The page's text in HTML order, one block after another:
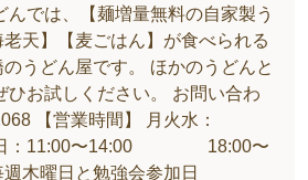
んでは、【麺増量無料の自家製う
天】【麦ごはん】が食べられる
うどん屋です。 ほかのうどんと
ひお試しください。 お問い合わ
【営業時間】 月火水：
日：11:00〜14:00 18:00〜
木曜日と勉強会参加日